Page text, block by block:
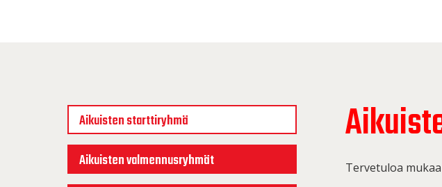
Aikuisten starttiryhmä
Aikuisten valmennusryhmät
Tervetuloa